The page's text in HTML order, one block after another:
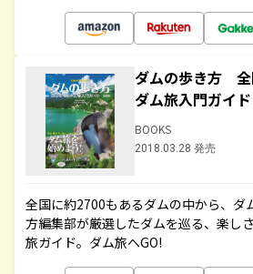
ダムの歩き方
ダム旅入門ガイド
BOOKS
2018.03.28 発売
全国に約2700もあるダムの中から、ダ
方編集部が厳選したダムを巡る、楽し
旅ガイド。ダム旅へGO!